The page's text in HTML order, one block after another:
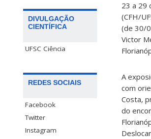
DIVULGAÇÃO
CIENTÍFICA
UFSC Ciência
REDES SOCIAIS
Facebook
Twitter
Instagram
23 a 29
(CFH/
(de 30/
Victor
A
com
Costa,
do